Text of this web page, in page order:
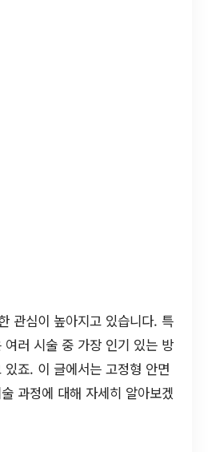
관심이 높아지고 있습니다. 특
여러 시술 중 가장 인기 있는 방
죠. 이 글에서는 고정형 안면
과정에 대해 자세히 알아보겠